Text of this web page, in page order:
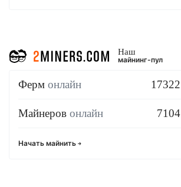
Наш
майнинг-пул
Ферм онлайн 17322
Майнеров онлайн 7104
Начать майнить